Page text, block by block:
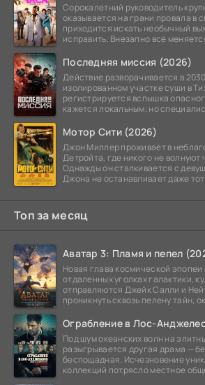
Сорокалетний руководитель
оказывается на грани провала в
приходится искать необычный
исправить. Внезапно всё
Последняя миссия (2026)
Действие разворачивается в
изолированном участке суши в
регистрируется вспышка
кажется локальным, но
Мотор Сити (2026)
Джон Миллер проживает в
Детройта, где никого не волнуют
Однажды он сталкивается с
Джона не останавливает даже
Топ за месяц
Аватар 3: Пламя и пепел
Новая глава космической
отдаленных уголках галактики,
отправляются Джейк Салли и
проникнуть сквозь пелену тайн,
Ограбление в Лос-
Под шум океанских волн на
разыгрывается другая драма —
беспощадная. Исчезновение
коллекций потрясло местное